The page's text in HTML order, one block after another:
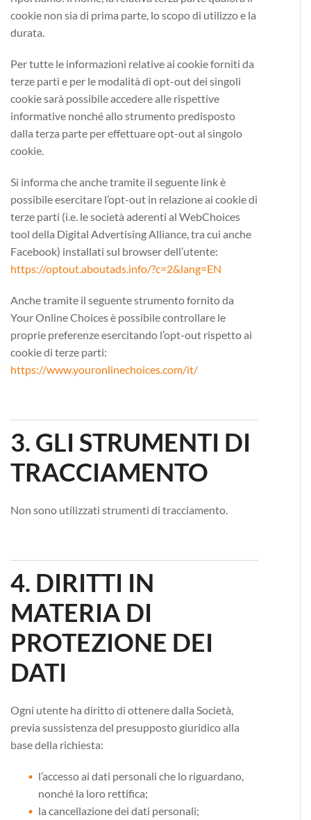
cookie non sia di prima parte, lo scopo di utilizzo e la
durata.
Per tutte le informazioni relative ai cookie forniti da
terze parti e per le modalità di opt-out dei singoli
cookie sarà possibile accedere alle rispettive
informative nonché allo strumento predisposto
dalla terza parte per effettuare opt-out al singolo
cookie.
Si informa che anche tramite il seguente link è
possibile esercitare l’opt-out in relazione ai cookie di
terze parti (i.e. le società aderenti al WebChoices
tool della Digital Advertising Alliance, tra cui anche
Facebook) installati sul browser dell’utente:
https://optout.aboutads.info/?c=2&lang=EN
Anche tramite il seguente strumento fornito da
Your Online Choices è possibile controllare le
proprie preferenze esercitando l’opt-out rispetto ai
cookie di terze parti:
https://www.youronlinechoices.com/it/
3. GLI STRUMENTI DI
TRACCIAMENTO
Non sono utilizzati strumenti di tracciamento.
4. DIRITTI IN
MATERIA DI
PROTEZIONE DEI
DATI
Ogni utente ha diritto di ottenere dalla Società,
previa sussistenza del presupposto giuridico alla
base della richiesta:
l’accesso ai dati personali che lo riguardano,
nonché la loro rettifica;
la cancellazione dei dati personali;